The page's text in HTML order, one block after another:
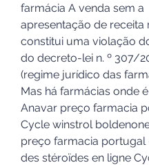
farmácia A venda sem a
apresentação de receita
constitui uma violação
do decreto-lei n. º 307/
(regime jurídico das
Mas há farmácias onde
Anavar preço farmacia
Cycle winstrol
preço farmacia portugal
des stéroïdes en ligne